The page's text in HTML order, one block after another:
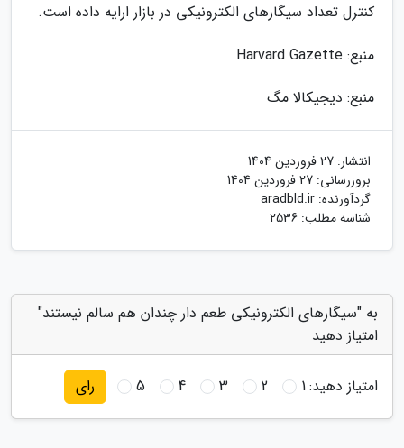
کنترل تعداد سیگارهای الکترونیکی در بازار ارایه داده است.
منبع: Harvard Gazette
منبع: دیجیکالا مگ
انتشار: 27 فروردین 1404
بروزرسانی: 27 فروردین 1404
گردآورنده: aradbld.ir
شناسه مطلب: 2536
به "سیگارهای الکترونیکی طعم دار چندان هم سالم نیستند"
امتیاز دهید
امتیاز دهید:1
2
3
4
5 رای